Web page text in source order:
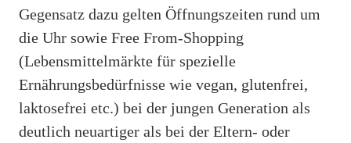
Gegensatz dazu gelten Öffnungszeiten rund um
die Uhr sowie Free From-Shopping
(Lebensmittelmärkte für spezielle
Ernährungsbedürfnisse wie vegan, glutenfrei,
laktosefrei etc.) bei der jungen Generation als
deutlich neuartiger als bei der Eltern- oder